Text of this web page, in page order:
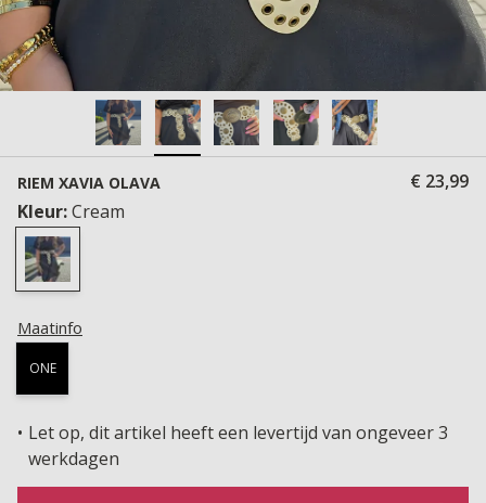
RIEM XAVIA OLAVA
€ 23,99
Kleur:Cream
Maatinfo
ONE
Let op, dit artikel heeft een levertijd van ongeveer 3
werkdagen